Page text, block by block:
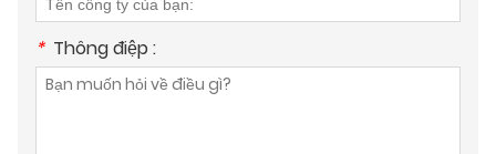
* Thông điệp :